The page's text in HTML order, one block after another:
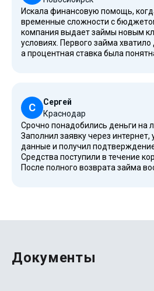
Искала финансовую помощь,
временные сложности с
компания выдает займы новым
условиях. Первого займа
а процентная ставка была
С
Сергей
Краснодар
Срочно понадобились деньги на
Заполнил заявку через
данные и получил
Средства поступили в течение
После полного возврата займа
Документы